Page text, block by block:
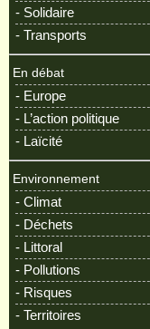
- Solidaire
- Transports
En débat
- Europe
- L’action politique
- Laïcité
Environnement
- Climat
- Déchets
- Littoral
- Pollutions
- Risques
- Territoires